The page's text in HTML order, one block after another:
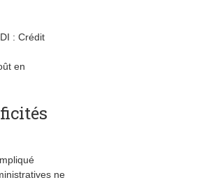
: Crédit
en
ne